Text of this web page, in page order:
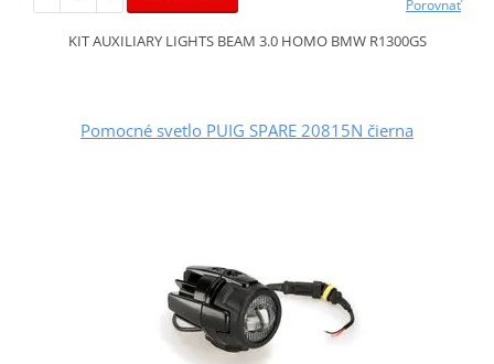
Porovnať
KIT AUXILIARY LIGHTS BEAM 3.0 HOMO BMW R1300GS
Pomocné svetlo PUIG SPARE 20815N čierna